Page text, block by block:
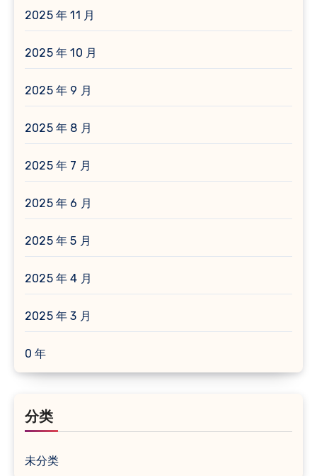
2025 年 11 月
2025 年 10 月
2025 年 9 月
2025 年 8 月
2025 年 7 月
2025 年 6 月
2025 年 5 月
2025 年 4 月
2025 年 3 月
0 年
分类
未分类